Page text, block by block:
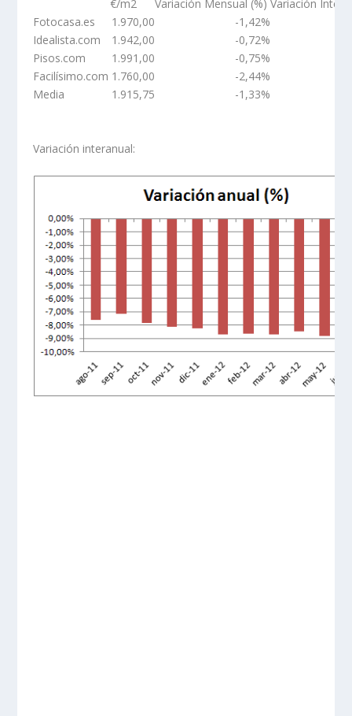
€/m2
Variación Mensual (%) Variación
Fotocasa.es
1.970,00
-1,42%
Idealista.com
1.942,00
-0,72%
Pisos.com
1.991,00
-0,75%
Facilísimo.com 1.760,00
-2,44%
Media
1.915,75 -1,33%
Variación interanual: